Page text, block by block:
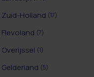
Zuid-Holland (17)
Flevoland (7)
Overijssel (1)
Gelderland (5)